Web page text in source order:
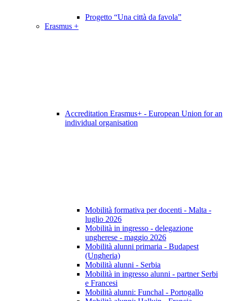
Progetto “Una città da favola”
Erasmus +
Accreditation Erasmus+ - European Union for an
individual organisation
Mobilità formativa per docenti - Malta -
luglio 2026
Mobilità in ingresso - delegazione
ungherese - maggio 2026
Mobilità alunni primaria - Budapest
(Ungheria)
Mobilità alunni - Serbia
Mobilità in ingresso alunni - partner Serbi
e Francesi
Mobilità alunni: Funchal - Portogallo